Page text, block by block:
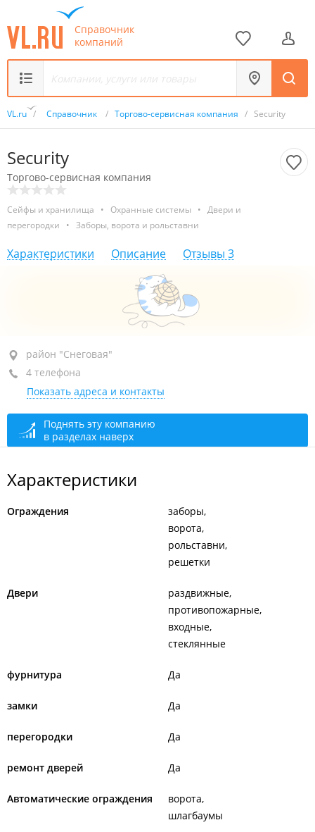
Справочник
компаний
VL.ru / Справочник / Торгово-сервисная компания / Security
Security
Торгово-сервисная компания
Сейфы и хранилища • Охранные системы • Двери и
перегородки
• Заборы, ворота и рольставни
Характеристики Описание Отзывы 3
район "Снеговая", ул. Военное шоссе, 27
1-й этаж
+7 (423) 242-63-42
+7 (423) 291-17-99
+7 902 506-17-99
сегодня закрыто
район "Снеговая"
4 телефона
Показать адреса и контакты
Поднять эту компанию
в разделах наверх
Характеристики
Ограждения
заборы
ворота
рольставни
решетки
Двери
раздвижные
противопожарные
входные
стеклянные
фурнитура Да
замки Да
перегородки Да
ремонт дверей Да
Автоматические ограждения
ворота
шлагбаумы